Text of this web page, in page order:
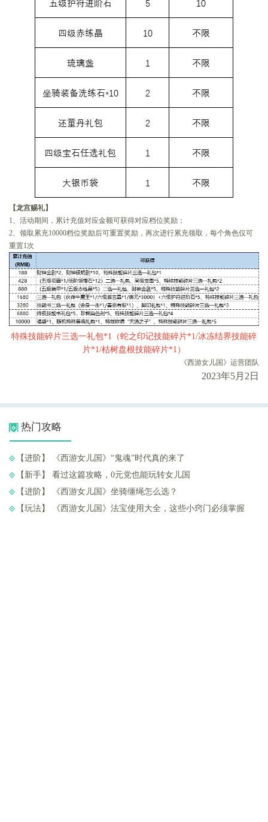
【龙宫赐礼】
1、活动期间，累计充值对应金额可获得对应档位奖励；
2、领取累充10000档位奖励后可重置奖励，再次进行累充领取，每个角色仅可
重置1次
特殊技能碎片三选一礼包*1（蛇之印记技能碎片*1/冰冻结界技能碎
片*1/枯树盘根技能碎片*1）
《西游女儿国》运营团队
2023年5月2日
热门攻略
【进阶】 ​《西游女儿国》“鬼魂”时代真的来了
【新手】 ​看过这篇攻略，0元党也能玩转女儿国
【进阶】 ​《西游女儿国》坐骑缰绳怎么选？
【玩法】 ​《西游女儿国》法宝使用大全，这些小窍门必须掌握